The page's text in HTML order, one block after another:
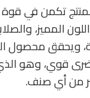
تكمن في قوة
المميز،
ويحقق
قوي، وهو
من أي صنف.